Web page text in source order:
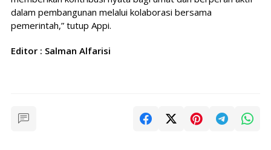
dalam pembangunan melalui kolaborasi bersama
pemerintah,” tutup Appi.
Editor : Salman Alfarisi